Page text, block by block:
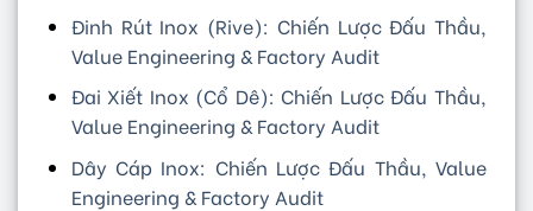
Đinh Rút Inox (Rive): Chiến Lược Đấu Thầu,
Value Engineering & Factory Audit
Đai Xiết Inox (Cổ Dê): Chiến Lược Đấu Thầu,
Value Engineering & Factory Audit
Dây Cáp Inox: Chiến Lược Đấu Thầu, Value
Engineering & Factory Audit